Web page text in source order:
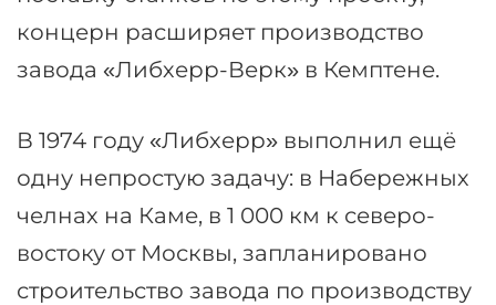
концерн расширяет производство
завода «Либхерр-Верк» в Кемптене.
В 1974 году «Либхерр» выполнил ещё
одну непростую задачу: в Набережных
челнах на Каме, в 1 000 км к северо-
востоку от Москвы, запланировано
строительство завода по производству